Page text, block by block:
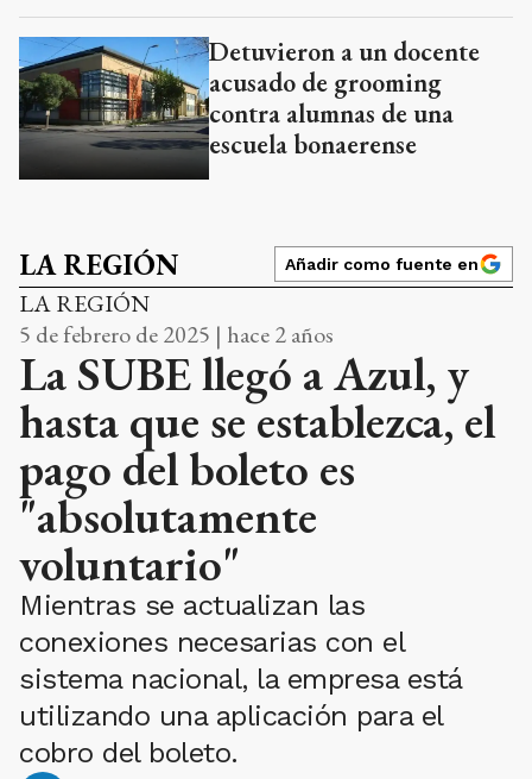
Detuvieron a un docente
acusado de grooming
contra alumnas de una
escuela bonaerense
LA REGIÓN Añadir como fuente en
LA REGIÓN
5 de febrero de 2025 | hace 2 años
La SUBE llegó a Azul, y
hasta que se establezca, el
pago del boleto es
"absolutamente
voluntario"
Mientras se actualizan las
conexiones necesarias con el
sistema nacional, la empresa está
utilizando una aplicación para el
cobro del boleto.